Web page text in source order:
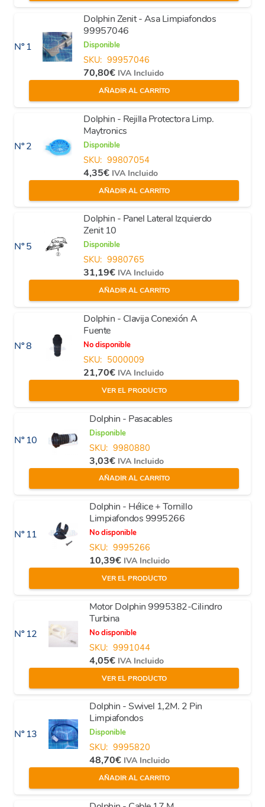
Nº 1
Dolphin Zenit - Asa Limpiafondos
99957046
Disponible
SKU: 99957046
70,80€ IVA Incluido
AÑADIR AL CARRITO
Nº 2
Dolphin - Rejilla Protectora Limp.
Maytronics
Disponible
SKU: 99807054
4,35€ IVA Incluido
AÑADIR AL CARRITO
Nº 5
Dolphin - Panel Lateral Izquierdo
Zenit 10
Disponible
SKU: 9980765
31,19€ IVA Incluido
AÑADIR AL CARRITO
Nº 8
Dolphin - Clavija Conexión A
Fuente
No disponible
SKU: 5000009
21,70€ IVA Incluido
VER EL PRODUCTO
Nº 10
Dolphin - Pasacables
Disponible
SKU: 9980880
3,03€ IVA Incluido
AÑADIR AL CARRITO
Nº 11
Dolphin - Hélice + Tornillo
Limpiafondos 9995266
No disponible
SKU: 9995266
10,39€ IVA Incluido
VER EL PRODUCTO
Nº 12
Motor Dolphin 9995382-Cilindro
Turbina
No disponible
SKU: 9991044
4,05€ IVA Incluido
VER EL PRODUCTO
Nº 13
Dolphin - Swivel 1,2M. 2 Pin
Limpiafondos
Disponible
SKU: 9995820
48,70€ IVA Incluido
AÑADIR AL CARRITO